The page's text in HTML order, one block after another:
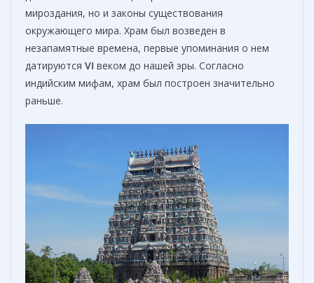
мироздания, но и законы существования
окружающего мира. Храм был возведен в
незапамятные времена, первые упоминания о нем
датируются VI веком до нашей эры. Согласно
индийским мифам, храм был построен значительно
раньше.